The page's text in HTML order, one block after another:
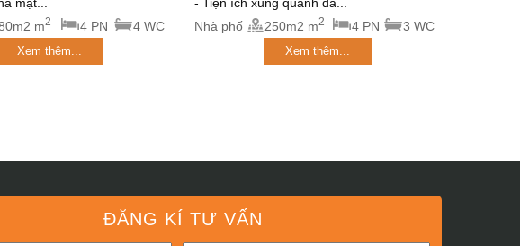
m2 4 PN 4 WC
Xem thêm...
Nhà phố
250m2 m2 4 PN 3 WC
Xem thêm...
ĐĂNG KÍ TƯ VẤN